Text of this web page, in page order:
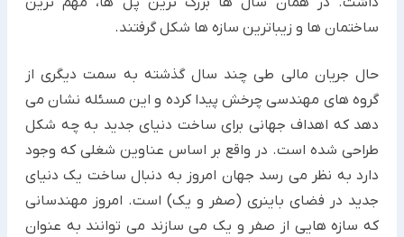
ساختمان ها و زیباترین سازه ها شکل گرفتند.
حال جریان مالی طی چند سال گذشته به سمت دیگری از
گروه های مهندسی چرخش پیدا کرده و این مسئله نشان می
دهد که اهداف جهانی برای ساخت دنیای جدید به چه شکل
طراحی شده است. در واقع بر اساس عناوین شغلی که وجود
دارد به نظر می رسد جهان امروز به دنبال ساخت یک دنیای
جدید در فضای باینری (صفر و یک) است. امروز مهندسانی
که سازه هایی از صفر و یک می سازند می توانند به عنوان